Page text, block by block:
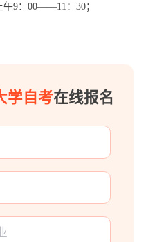
9：00——11：30；
学自考在线报名